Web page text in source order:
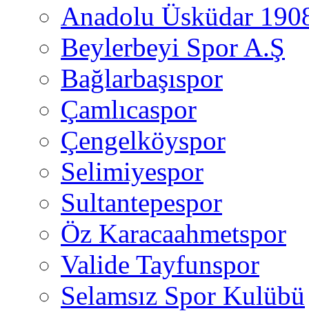
Anadolu Üsküdar
Beylerbeyi Spor A.Ş
Bağlarbaşıspor
Çamlıcaspor
Çengelköyspor
Selimiyespor
Sultantepespor
Öz Karacaahmetspor
Valide Tayfunspor
Selamsız Spor Kulübü